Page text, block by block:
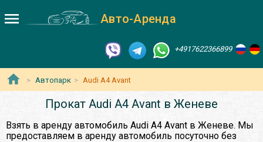
Авто-Аренда
+4917622366899
Автопарк Audi A4 Avant
Прокат Audi A4 Avant в Женеве
Взять в аренду автомобиль Audi A4 Avant в Женеве. Мы
предоставляем в аренду автомобиль посуточно без